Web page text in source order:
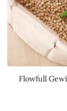
Flowfull